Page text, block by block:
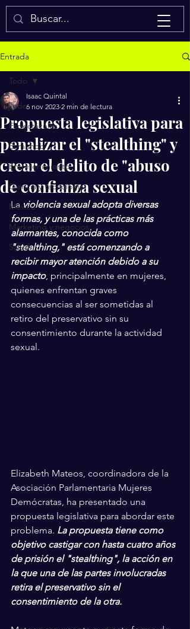
Isaac Quintal
Entrada
Todo
Espectáculos
El mundo
Entretenimiento
Ciencia y tecnología
México
Marketing y negocios
Salud
Todo
Propuesta legislativa para
penalizar el "stealthing" y
crear el delito de "abuso
de confianza sexual
Isaac Quintal
6 nov 2023 2 min de lectura
La violencia sexual adopta diversas
formas, y una de las prácticas más
alarmantes, conocida como
"stealthing," está comenzando a
recibir mayor atención debido a su
impacto, principalmente en mujeres,
quienes enfrentan graves
consecuencias al ser sometidas al
retiro del preservativo sin su
consentimiento durante la actividad
sexual.
Elizabeth Mateos, coordinadora de la
Asociación Parlamentaria Mujeres
Demócratas, ha presentado una
propuesta legislativa para abordar este
problema. La propuesta tiene como
objetivo castigar con hasta cuatro años
de prisión el "stealthing", la acción en
la que una de las partes involucradas
retira el preservativo sin el
consentimiento de la otra.